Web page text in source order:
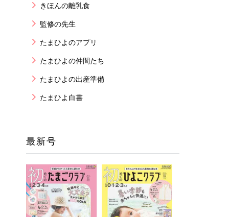
きほんの離乳食
監修の先生
たまひよのアプリ
たまひよの仲間たち
たまひよの出産準備
たまひよ白書
最新号